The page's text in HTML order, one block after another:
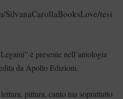
SilvanaCarollaBooksLove/tesi
è presente nell’antologia
da Apollo Edizioni.
pittura, canto ma soprattutto